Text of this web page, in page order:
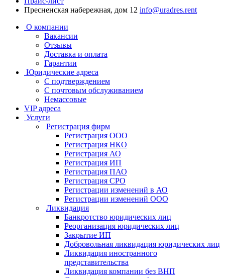
Пресненская набережная, дом 12 info@uradres.rent
О компании
Вакансии
Отзывы
Доставка и оплата
Гарантии
Юридические адреса
С подтверждением
С почтовым обслуживанием
Немассовые
VIP адреса
Услуги
Регистрация фирм
Регистрация OOO
Регистрация НКО
Регистрация АО
Регистрация ИП
Регистрация ПАО
Регистрация СРО
Регистрации изменений в АО
Регистрации изменений ООО
Ликвидация
Банкротство юридических лиц
Реорганизация юридических лиц
Закрытие ИП
Добровольная ликвидация юридических лиц
Ликвидация иностранного
представительства
Ликвидация компании без ВНП